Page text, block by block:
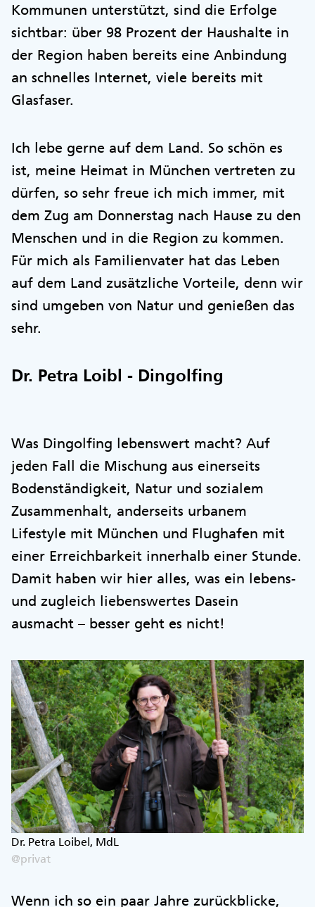
Kommunen unterstützt, sind die Erfolge
sichtbar: über 98 Prozent der Haushalte in
der Region haben bereits eine Anbindung
an schnelles Internet, viele bereits mit
Glasfaser.
Ich lebe gerne auf dem Land. So schön es
ist, meine Heimat in München vertreten zu
dürfen, so sehr freue ich mich immer, mit
dem Zug am Donnerstag nach Hause zu den
Menschen und in die Region zu kommen.
Für mich als Familienvater hat das Leben
auf dem Land zusätzliche Vorteile, denn wir
sind umgeben von Natur und genießen das
sehr.
Dr. Petra Loibl - Dingolfing
Was Dingolfing lebenswert macht? Auf
jeden Fall die Mischung aus einerseits
Bodenständigkeit, Natur und sozialem
Zusammenhalt, anderseits urbanem
Lifestyle mit München und Flughafen mit
einer Erreichbarkeit innerhalb einer Stunde.
Damit haben wir hier alles, was ein lebens-
und zugleich liebenswertes Dasein
ausmacht – besser geht es nicht!
Dr. Petra Loibel, MdL
@privat
Wenn ich so ein paar Jahre zurückblicke,